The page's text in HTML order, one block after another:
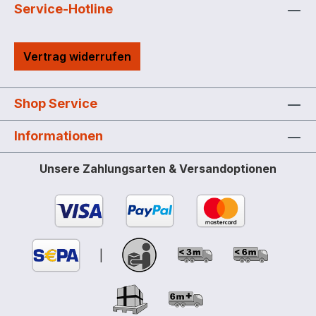
viele B.SMART Systeme verwaltet werden
Android Betriebssystem geeignet, die App
ist kostenlos im App Store oder Google
aus der Web App als PDF- oder XLSX-
Datei möglich Jeder Fahrer / jede Fahrerin
ihrem Smartphone eingestellt ist tanken
ohne Smartphone mit Magnetschlüssel
möglich Standfuß als Zubehör
Service-Hotline
Vertrag widerrufen
Shop Service
Informationen
Unsere Zahlungsarten & Versandoptionen